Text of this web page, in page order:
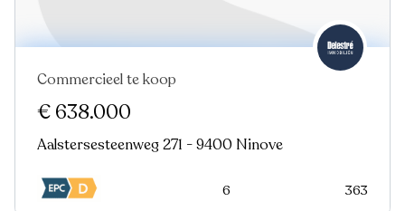
In optie
Commercieel te koop
€ 638.000
Aalstersesteenweg 271 - 9400 Ninove
6 363